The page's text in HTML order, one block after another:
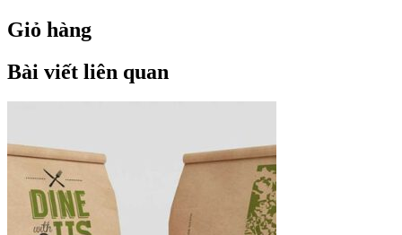
Giỏ hàng
Bài viết liên quan